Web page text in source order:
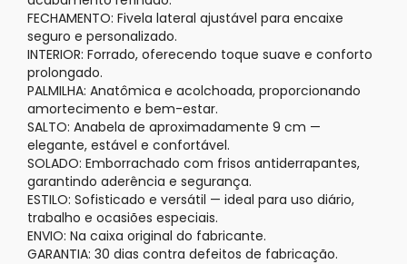
FECHAMENTO: Fivela lateral ajustável para encaixe
seguro e personalizado.
INTERIOR: Forrado, oferecendo toque suave e conforto
prolongado.
PALMILHA: Anatômica e acolchoada, proporcionando
amortecimento e bem-estar.
SALTO: Anabela de aproximadamente 9 cm —
elegante, estável e confortável.
SOLADO: Emborrachado com frisos antiderrapantes,
garantindo aderência e segurança.
ESTILO: Sofisticado e versátil — ideal para uso diário,
trabalho e ocasiões especiais.
ENVIO: Na caixa original do fabricante.
GARANTIA: 30 dias contra defeitos de fabricação.